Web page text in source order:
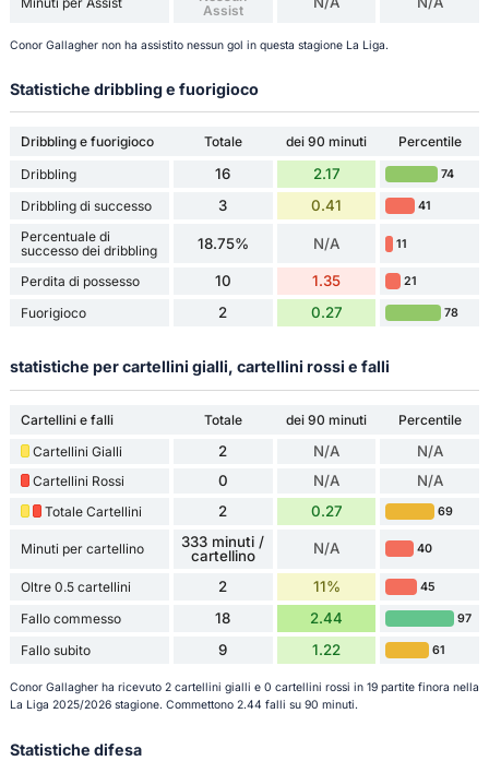
Assist
Conor Gallagher non ha assistito nessun gol in questa stagione La Liga.
Statistiche dribbling e fuorigioco
Dribbling e fuorigioco Totale dei 90 minuti
Percentile
Dribbling
16 2.17 74
Dribbling di successo 3 0.41 41
Percentuale di
successo dei dribbling
18.75% N/A 11
Perdita di possesso 10 1.35 21
Fuorigioco 2 0.27 78
statistiche per cartellini gialli, cartellini rossi e falli
Cartellini e falli Totale dei 90 minuti
Percentile
Cartellini Gialli
2 N/A N/A
Cartellini Rossi 0 N/A N/A
Totale Cartellini 2 0.27 69
Minuti per cartellino
333 minuti /
cartellino
N/A 40
Oltre 0.5 cartellini 2 11% 45
Fallo commesso 18 2.44 97
Fallo subito 9 1.22 61
Conor Gallagher ha ricevuto 2 cartellini gialli e 0 cartellini rossi in 19 partite finora nella
La Liga 2025/2026 stagione. Commettono 2.44 falli su 90 minuti.
Statistiche difesa